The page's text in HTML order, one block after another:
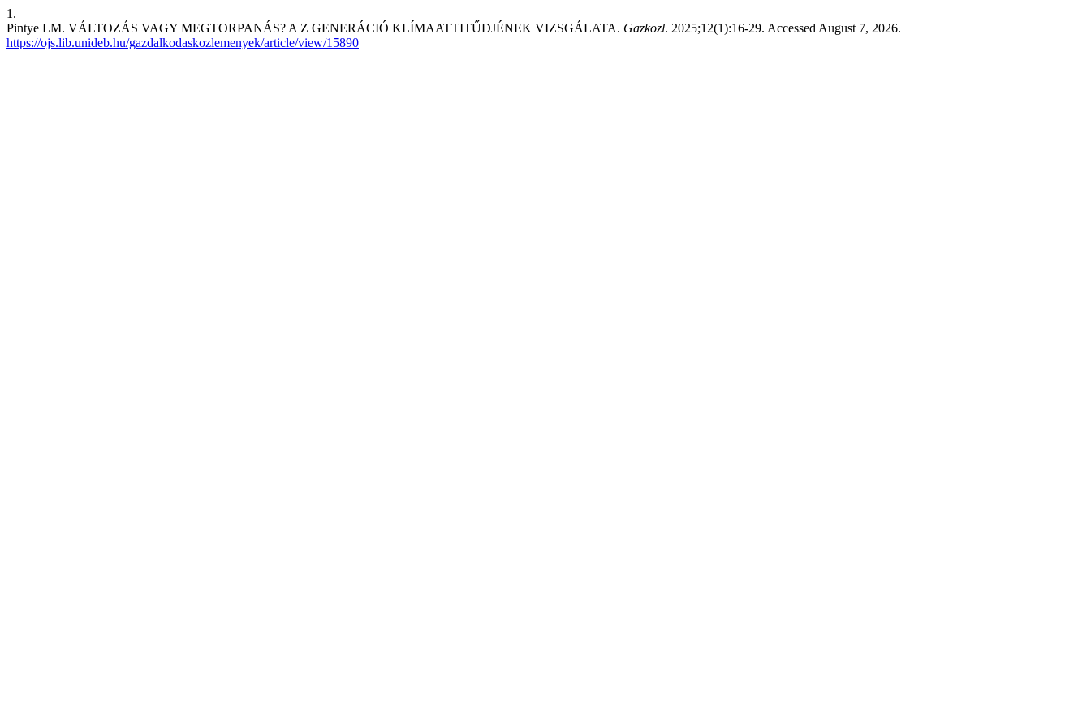
1.
Pintye LM. VÁLTOZÁS VAGY MEGTORPANÁS? A Z GENERÁCIÓ KLÍMAATTITŰDJÉNEK VIZSGÁLATA. Gazkozl. 2025;12(1):16-29. Accessed August 7, 2026.
https://ojs.lib.unideb.hu/gazdalkodaskozlemenyek/article/view/15890